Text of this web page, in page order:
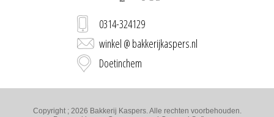
0314-324129
winkel @ bakkerijkaspers.nl
Doetinchem
Copyright ; 2026 Bakkerij Kaspers. Alle rechten voorbehouden.